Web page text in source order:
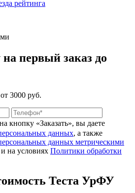
первый заказ до
3000 руб.
кнопку «Заказать», вы даете
данных, а также
данных метрическими
на условиях Политики обработки
Теста УрФУ